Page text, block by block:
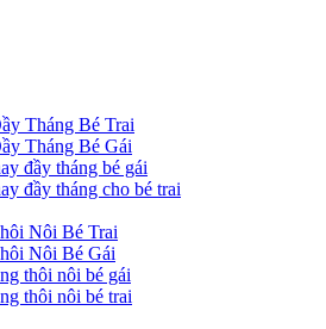
Tháng Bé Trai
Tháng Bé Gái
đầy tháng bé gái
đầy tháng cho bé trai
Nôi Bé Trai
Nôi Bé Gái
thôi nôi bé gái
thôi nôi bé trai